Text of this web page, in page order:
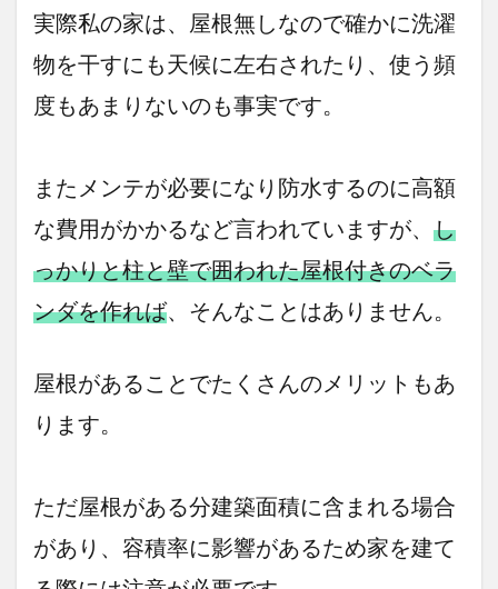
実際私の家は、屋根無しなので確かに洗濯
物を干すにも天候に左右されたり、使う頻
度もあまりないのも事実です。
またメンテが必要になり防水するのに高額
な費用がかかるなど言われていますが、 し
っかりと柱と壁で囲われた屋根付きのベラ
ンダを作れば、そんなことはありません。
屋根があることでたくさんのメリットもあ
ります。
ただ屋根がある分建築面積に含まれる場合
があり、容積率に影響があるため家を建て